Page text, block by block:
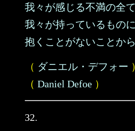
我々が感じる不満の全て
我々が持っているもの
抱くことがないことか
（ ダニエル・デフォー ）
（ Daniel Defoe ）
32.